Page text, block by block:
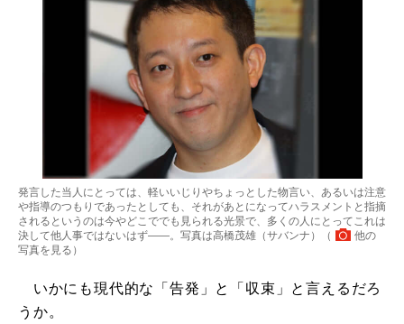
発言した当人にとっては、軽いいじりやちょっとした物言い、あるいは注意
や指導のつもりであったとしても、それがあとになってハラスメントと指摘
されるというのは今やどこででも見られる光景で、多くの人にとってこれは
決して他人事ではないはず――。写真は高橋茂雄（サバンナ）（
他の
写真を見る ）
いかにも現代的な「告発」と「収束」と言えるだろ
うか。